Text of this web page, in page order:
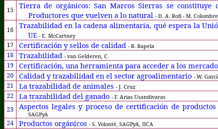
15
Tierra de orgánicos: San Marcos Sierras se
Productores que vuelven a lo natural - D. A. Rofi - M.
16 Trazabilidad en la cadena alimentaria, qué espera la
UE - E. McCartney
17 Certificación y sellos de calidad - R. Rapela
18 Trazabilidad - van Gelderen, C.
19 Certificación, una herramienta para acceder a los
20 Calidad y trazabilidad en el sector agroalimentario - W.
21 La trazabilidad de animales - J. Cruz
22 La trazabilidad del ganado - F. Arias Usandivaras
23 Aspectos legales y proceso de certificación de productos
SAGPyA
24 Productos orgánicos - S. Volonté, SAGPyA, IICA